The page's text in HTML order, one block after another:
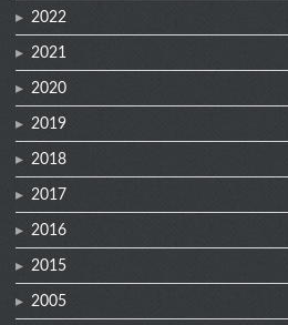
2022
2021
2020
2019
2018
2017
2016
2015
2005